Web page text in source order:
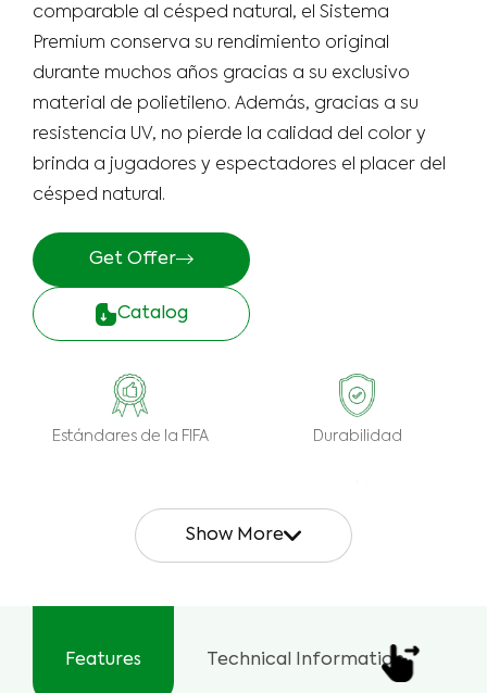
comparable al césped natural, el Sistema
Premium conserva su rendimiento original
durante muchos años gracias a su exclusivo
material de polietileno. Además, gracias a su
resistencia UV, no pierde la calidad del color y
brinda a jugadores y espectadores el placer del
césped natural.
Get Offer
Catalog
Estándares de la FIFA Durabilidad
Alto Rendimiento
Alta Resistencia a los
Rayos UV
Uso 24/7
Fácil Mantenimiento &
Reparación
Show More
Features Technical Information